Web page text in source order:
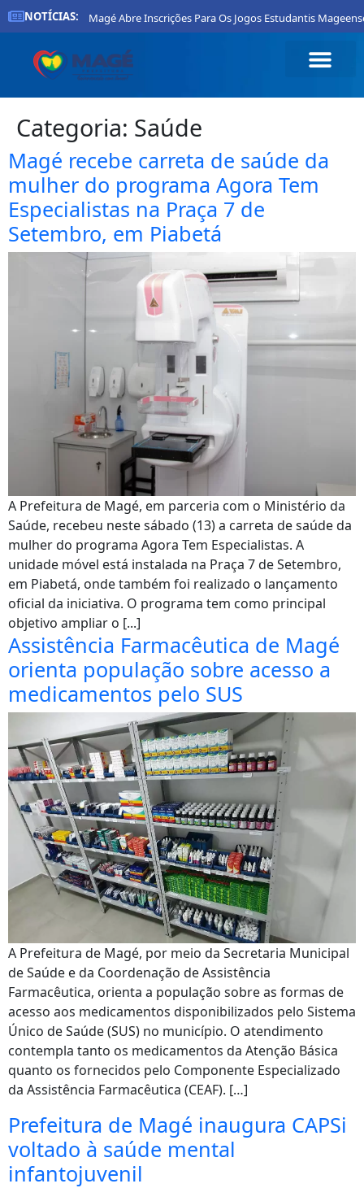
NOTÍCIAS:
De Magé Abre Inscrições Para Os Jogos Estudantis Mageenses
Categoria: Saúde
Magé recebe carreta de saúde da
mulher do programa Agora Tem
Especialistas na Praça 7 de
Setembro, em Piabetá
A Prefeitura de Magé, em parceria com o Ministério da
Saúde, recebeu neste sábado (13) a carreta de saúde da
mulher do programa Agora Tem Especialistas. A
unidade móvel está instalada na Praça 7 de Setembro,
em Piabetá, onde também foi realizado o lançamento
oficial da iniciativa. O programa tem como principal
objetivo ampliar o [...]
Assistência Farmacêutica de Magé
orienta população sobre acesso a
medicamentos pelo SUS
A Prefeitura de Magé, por meio da Secretaria Municipal
de Saúde e da Coordenação de Assistência
Farmacêutica, orienta a população sobre as formas de
acesso aos medicamentos disponibilizados pelo Sistema
Único de Saúde (SUS) no município. O atendimento
contempla tanto os medicamentos da Atenção Básica
quanto os fornecidos pelo Componente Especializado
da Assistência Farmacêutica (CEAF). […]
Prefeitura de Magé inaugura CAPSi
voltado à saúde mental
infantojuvenil